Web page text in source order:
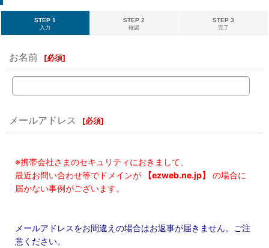
STEP 1
入力
STEP 2
確認
STEP 3
完了
お名前 [必須]
メールアドレス [必須]
※携帯会社さまのセキュリティにおきまして、
最近お問い合わせ等でドメインが
【ezweb.ne.jp】
の場合に
届かない事例がございます。
メールアドレスをお間違えの場合はお返事が届きません。ご注
意ください。